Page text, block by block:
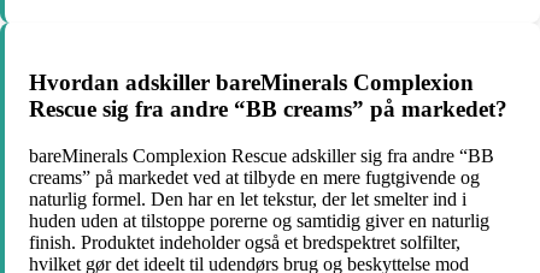
Hvordan adskiller bareMinerals Complexion
Rescue sig fra andre “BB creams” på markedet?
bareMinerals Complexion Rescue adskiller sig fra andre “BB
creams” på markedet ved at tilbyde en mere fugtgivende og
naturlig formel. Den har en let tekstur, der let smelter ind i
huden uden at tilstoppe porerne og samtidig giver en naturlig
finish. Produktet indeholder også et bredspektret solfilter,
hvilket gør det ideelt til udendørs brug og beskyttelse mod